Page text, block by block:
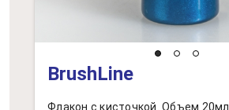
BrushLine
Флакон с кисточкой. Объем 20мл.